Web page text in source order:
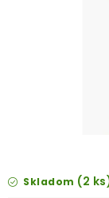
ZĽAVNENÉ
DARČEKOVÉ
BENTIANNA
Skladom (2